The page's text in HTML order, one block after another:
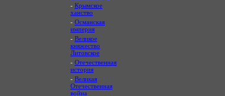
- Крымское
ханство
- Османская
империя
- Великое
княжество
Литовское
- Отечественная
история
- Великая
Отечественная
война